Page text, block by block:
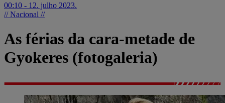
00:10 - 12. julho 2023.
// Nacional //
As férias da cara-metade de
Gyokeres (fotogaleria)